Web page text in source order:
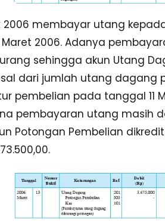
2006 membayar utang
2006. Adanya
sehingga akun Utang
dari jumlah utang
pembelian pada tanggal 11
pembayaran utang masih
Potongan Pembelian dikredit